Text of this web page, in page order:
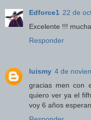
Edforce1 22 de
Excelente !!!
Responder
luismy 4 de
gracias men con
quiero ver ya el
voy 6 años